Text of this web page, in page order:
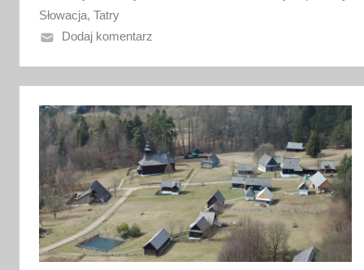
o
2
p
2
0
1
7
Słowacja, Tatry
Dodaj komentarz